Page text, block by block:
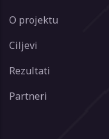
O projektu
Ciljevi
Rezultati
Partneri